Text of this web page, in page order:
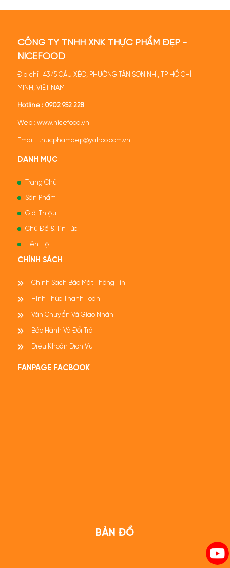
CÔNG TY TNHH XNK THỰC PHẨM ĐẸP -
NICEFOOD
Địa chỉ : 43/5 CẦU XÉO, PHƯỜNG TÂN SƠN NHÌ, TP HỒ CHÍ
MINH, VIỆT NAM
Hotline : 0902 952 228
Web : www.nicefood.vn
Email : thucphamdep@yahoo.com.vn
DANH MỤC
Trang Chủ
Sản Phẩm
Giới Thiệu
Chủ Đề & Tin Tức
Liên Hệ
CHÍNH SÁCH
Chính Sách Bảo Mật Thông Tin
Hình Thức Thanh Toán
Vận Chuyển Và Giao Nhận
Bảo Hành Và Đổi Trả
Điều Khoản Dịch Vụ
FANPAGE FACBOOK
BẢN ĐỒ